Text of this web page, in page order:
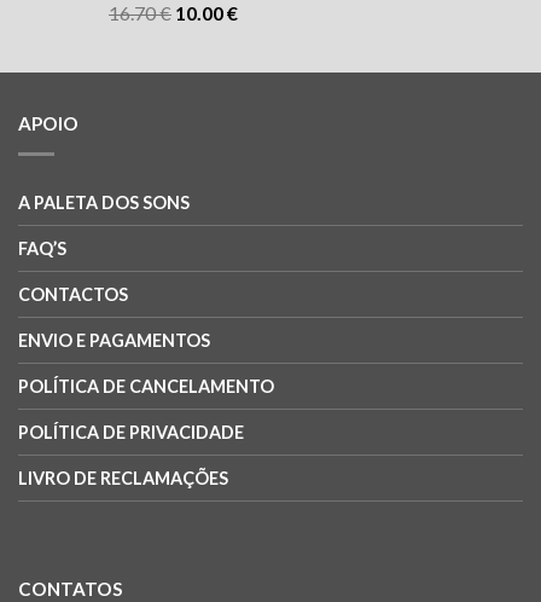
16.70€ 10.00€
APOIO
A PALETA DOS SONS
FAQ’S
CONTACTOS
ENVIO E PAGAMENTOS
POLÍTICA DE CANCELAMENTO
POLÍTICA DE PRIVACIDADE
LIVRO DE RECLAMAÇÕES
CONTATOS